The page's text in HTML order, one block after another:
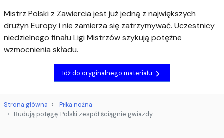
Mistrz Polski z Zawiercia jest już jedną z największych
drużyn Europy i nie zamierza się zatrzymywać. Uczestnicy
niedzielnego finału Ligi Mistrzów szykują potężne
wzmocnienia składu.
Idź do oryginalnego materiału
Strona główna
Piłka nożna
Budują potęgę. Polski zespół ściągnie gwiazdy